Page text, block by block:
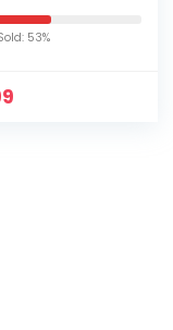
hoedenplank,
53%